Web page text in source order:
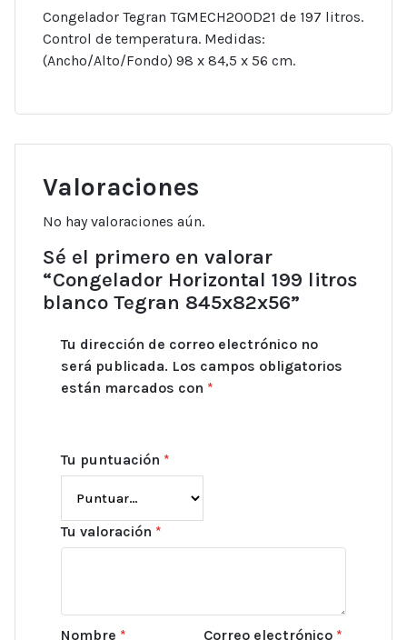
Congelador Tegran TGMECH200D21 de 197 litros.
Control de temperatura. Medidas:
(Ancho/Alto/Fondo) 98 x 84,5 x 56 cm.
Valoraciones
No hay valoraciones aún.
Sé el primero en valorar
“Congelador Horizontal 199 litros
blanco Tegran 845x82x56”
Tu dirección de correo electrónico no
será publicada. Los campos obligatorios
están marcados con *
Tu puntuación *
Tu valoración *
Nombre * Correo electrónico *